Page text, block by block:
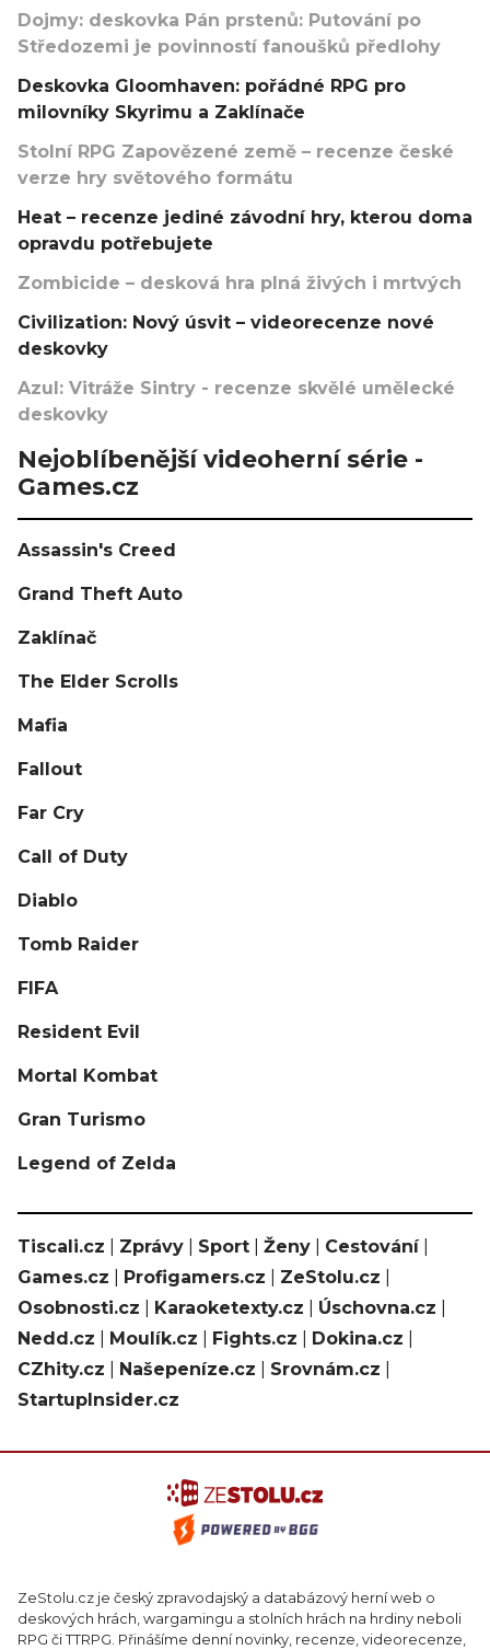
Dojmy: deskovka Pán prstenů: Putování po
Středozemi je povinností fanoušků předlohy
Deskovka Gloomhaven: pořádné RPG pro
milovníky Skyrimu a Zaklínače
Stolní RPG Zapovězené země – recenze české
verze hry světového formátu
Heat – recenze jediné závodní hry, kterou doma
opravdu potřebujete
Zombicide – desková hra plná živých i mrtvých
Civilization: Nový úsvit – videorecenze nové
deskovky
Azul: Vitráže Sintry - recenze skvělé umělecké
deskovky
Nejoblíbenější videoherní série -
Games.cz
Assassin's Creed
Grand Theft Auto
Zaklínač
The Elder Scrolls
Mafia
Fallout
Far Cry
Call of Duty
Diablo
Tomb Raider
FIFA
Resident Evil
Mortal Kombat
Gran Turismo
Legend of Zelda
Tiscali.cz Zprávy Sport Ženy Cestování|
Games.cz
Profigamers.cz ZeStolu.cz
Osobnosti.cz
Karaoketexty.cz Úschovna.cz
Nedd.cz
Moulík.cz Fights.cz Dokina.cz
CZhity.cz
Našepeníze.cz Srovnám.cz
StartupInsider.cz
ZeStolu.cz je český zpravodajský a databázový herní web o
deskových hrách, wargamingu a stolních hrách na hrdiny neboli
RPG či TTRPG. Přinášíme denní novinky, recenze, videorecenze,